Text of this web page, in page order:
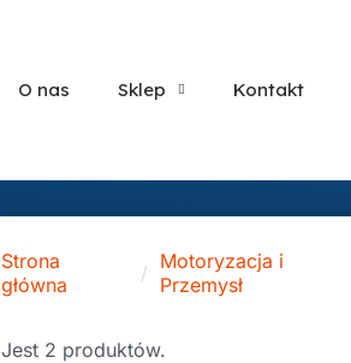
O nas Sklep Kontakt
Strona
główna
Motoryzacja i
Przemysł
Jest 2 produktów.